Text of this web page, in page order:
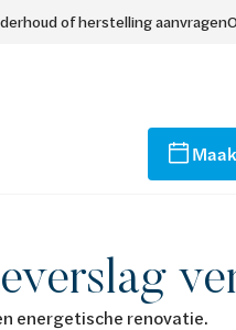
of herstelling aanvragen
energetische renovatie.